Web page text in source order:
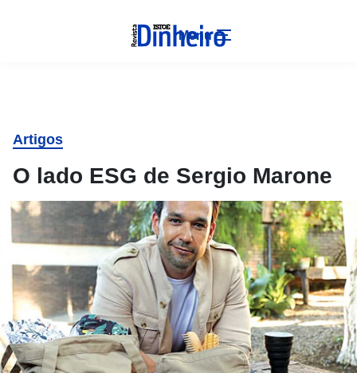
Menu
Artigos
O lado ESG de Sergio Marone